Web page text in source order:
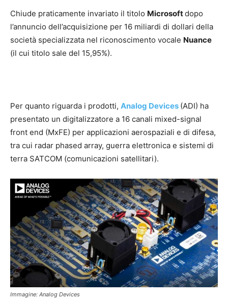
Chiude praticamente invariato il titolo Microsoftdopo
l’annuncio dell’acquisizione per 16 miliardi di dollari della
società specializzata nel riconoscimento vocale Nuance
(il cui titolo sale del 15,95%).
Per quanto riguarda i prodotti, Analog Devices (ADI) ha
presentato un digitalizzatore a 16 canali mixed-signal
front end (MxFE) per applicazioni aerospaziali e di difesa,
tra cui radar phased array, guerra elettronica e sistemi di
terra SATCOM (comunicazioni satellitari).
Immagine: Analog Devices